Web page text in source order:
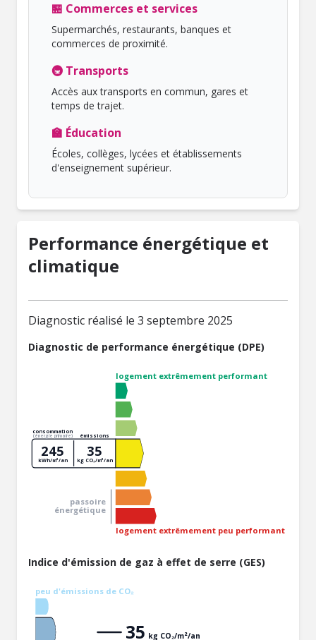
🏪 Commerces et services
Supermarchés, restaurants, banques et
commerces de proximité.
🚇 Transports
Accès aux transports en commun, gares et
temps de trajet.
🏫 Éducation
Écoles, collèges, lycées et établissements
d'enseignement supérieur.
Performance énergétique et
climatique
Diagnostic réalisé le 3 septembre 2025
Diagnostic de performance énergétique (DPE)
logement extrêmement performant
logement extrêmement peu performant
passoire
énergétique
consommation
(énergie primaire) émissions
245
kWh/m²/an
35
kg CO₂/m²/an
Indice d'émission de gaz à effet de serre (GES)
peu d'émissions de CO₂
35 kg CO₂/m²/an